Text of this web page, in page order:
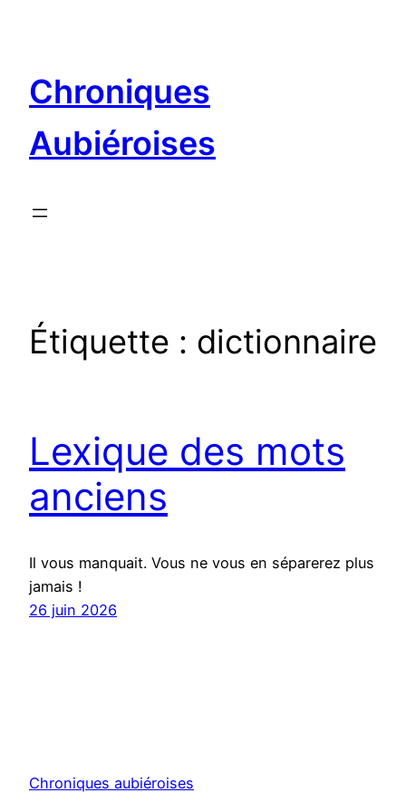
Chroniques
Aubiéroises
Étiquette : dictionnaire
Lexique des mots
anciens
Il vous manquait. Vous ne vous en séparerez plus
jamais !
26 juin 2026
Chroniques aubiéroises